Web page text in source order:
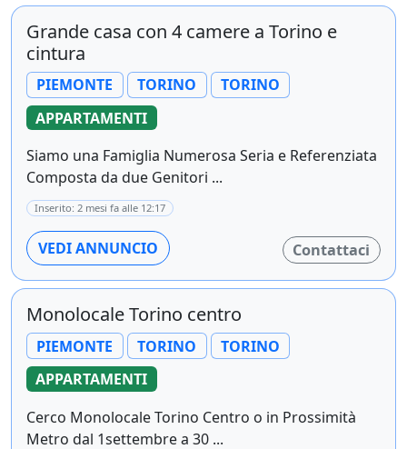
Grande casa con 4 camere a Torino e
cintura
PIEMONTE TORINO
TORINO
APPARTAMENTI
Siamo una Famiglia Numerosa Seria e Referenziata
Composta da due Genitori ...
Inserito: 2 mesi fa alle 12:17
VEDI ANNUNCIO Contattaci
Monolocale Torino centro
PIEMONTE TORINO
TORINO
APPARTAMENTI
Cerco Monolocale Torino Centro o in Prossimità
Metro dal 1settembre a 30 ...